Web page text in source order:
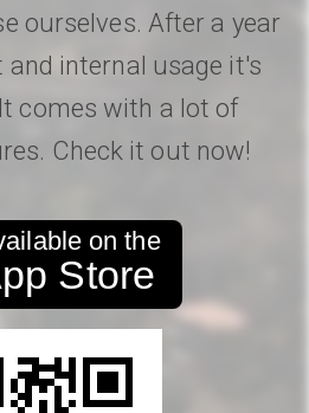
ourselves. After a year
and internal usage it's
comes with a lot of
Check it out now!
on the
Store